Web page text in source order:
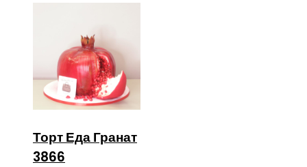
Торт Еда Гранат
3866